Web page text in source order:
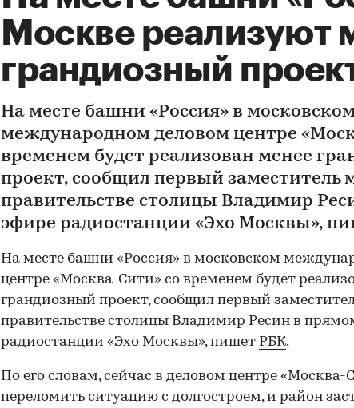
Москве реализуют
грандиозный
На месте башни «Россия» в
международном деловом центре
временем будет реализован менее
проект, сообщил первый заместитель
правительстве столицы Владимир
эфире радиостанции «Эхо Москвы»,
На месте башни «Россия» в московском
центре «Москва-Сити» со временем будет
грандиозный проект, сообщил первый
правительстве столицы Владимир Ресин в
радиостанции «Эхо Москвы», пишет РБК.
По его словам, сейчас в деловом центре «Москва-
переломить ситуацию с долгостроем, и район